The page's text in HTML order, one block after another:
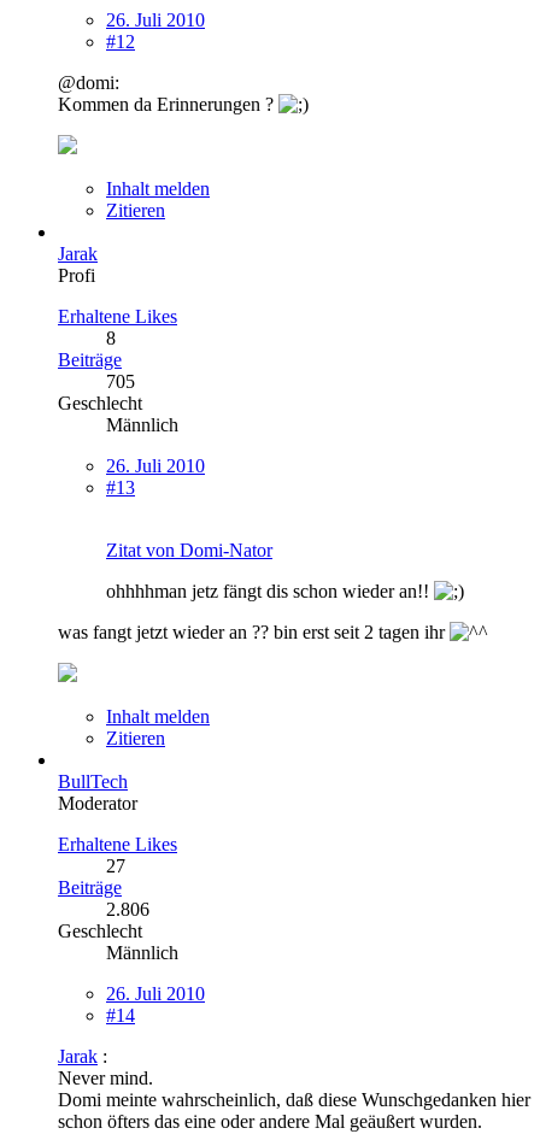
26. Juli 2010
#12
@domi:
Kommen da Erinnerungen ?
Inhalt melden
Zitieren
Jarak
Profi
Erhaltene Likes
8
Beiträge
705
Geschlecht
Männlich
26. Juli 2010
#13
Zitat von Domi-Nator
ohhhhman jetz fängt dis schon wieder an!!
was fangt jetzt wieder an ?? bin erst seit 2 tagen ihr
Inhalt melden
Zitieren
BullTech
Moderator
Erhaltene Likes
27
Beiträge
2.806
Geschlecht
Männlich
26. Juli 2010
#14
Jarak :
Never mind.
Domi meinte wahrscheinlich, daß diese Wunschgedanken hier
schon öfters das eine oder andere Mal geäußert wurden.